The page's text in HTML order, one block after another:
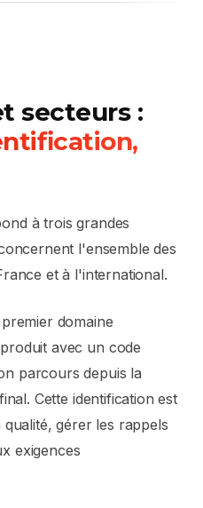
secteurs :
à trois grandes
l'ensemble des
et à l'international.
domaine
avec un code
parcours depuis la
Cette identification est
gérer les rappels
exigences